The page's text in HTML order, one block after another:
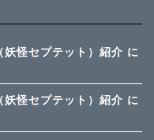
怪セプテット）紹介 に
怪セプテット）紹介 に